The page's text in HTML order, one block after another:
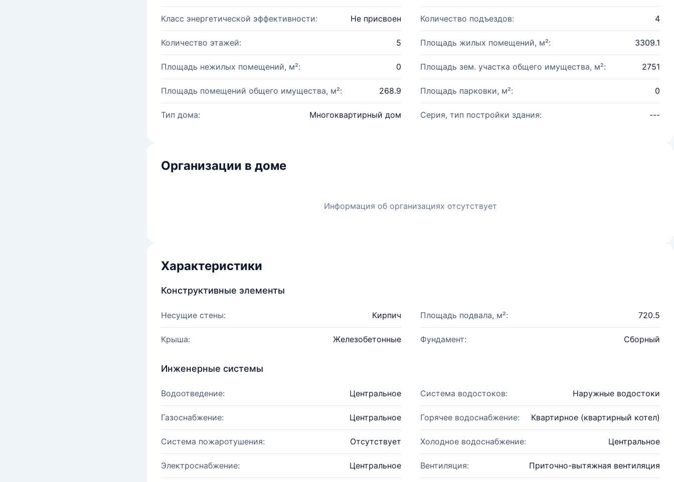
Класс энергетической эффективности: Не присвоен Количество подъездов: 4
Количество этажей: 5 Площадь жилых помещений, м²: 3309.1
Площадь нежилых помещений, м²: 0 Площадь зем. участка общего имущества, м²: 2751
Площадь помещений общего имущества, м²: 268.9 Площадь парковки, м²: 0
Тип дома: Многоквартирный дом Серия, тип постройки здания: ---
Организации в доме
Информация об организациях отсутствует
Характеристики
Конструктивные элементы
Несущие стены: Кирпич Площадь подвала, м²: 720.5
Крыша: Железобетонные Фундамент: Сборный
Инженерные системы
Водоотведение: Центральное Система водостоков: Наружные водостоки
Газоснабжение: Центральное Горячее водоснабжение: Квартирное (квартирный котел)
Система пожаротушения: Отсутствует Холодное водоснабжение: Центральное
Электроснабжение: Центральное Вентиляция: Приточно-вытяжная вентиляция